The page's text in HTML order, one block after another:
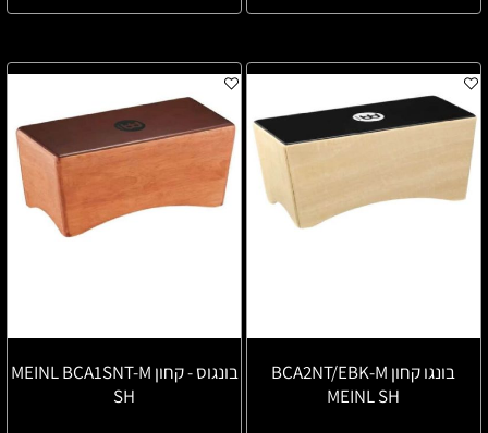
בונגו קחון BCA2NT/EBK-M
MEINL SH
בונגוס - קחון MEINL BCA1SNT-M
SH